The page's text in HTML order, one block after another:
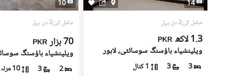
10
شامل کی:2 دن پہل
PKR 70 ہزار
ویلینشیاء ہاؤسنگ
2
3 10 مرلہ
14
شامل کی:2 دن پہل
PKR 1.3 لاکھ
ویلینشیاء ہاؤسنگ سوسائٹی, لاہور
3
3 1 کنال